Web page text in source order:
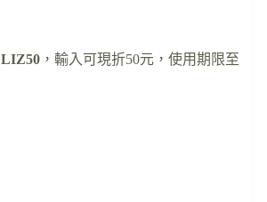
LIZ50 ，輸入可現折50元，使用期限至